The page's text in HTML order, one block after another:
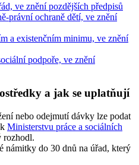
ve znění pozdějších předpisů
právní ochraně dětí, ve znění
a existenčním minimu, ve znění
podpoře, ve znění
a jak se uplatňují
nebo odejmutí dávky lze podat
Ministerstvu práce a sociálních
rozhodl.
námitky do 30 dnů na úřad, který